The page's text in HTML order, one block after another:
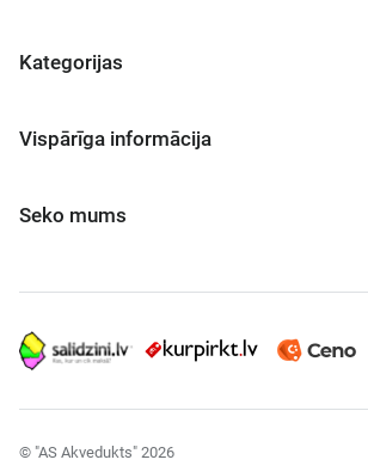
Kategorijas
Vispārīga informācija
Seko mums
© "AS Akvedukts" 2026